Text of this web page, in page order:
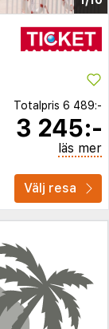
Totalpris 6 489:-
3 245:-
läs mer
Välj resa